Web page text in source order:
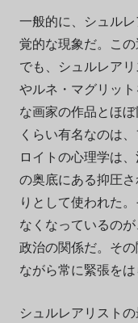
一般的に、シュル
覚的な現象だ。こ
でも、シュルレア
やルネ・マグリッ
な画家の作品とほ
くらい有名なのは
ロイトの心理学は
の奥底にある抑圧
りとして使われた
なくなっているの
政治の関係だ。そ
ながら常に緊張を
シュルレアリスト